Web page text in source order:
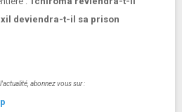
deviendra-t-il sa prison
abonnez vous sur :